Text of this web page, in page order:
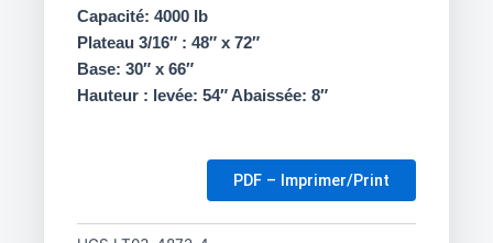
Capacité: 4000 lb
Plateau 3/16″ : 48″ x 72″
Base: 30″ x 66″
Hauteur : levée: 54″ Abaissée: 8″
PDF – Imprimer/Print